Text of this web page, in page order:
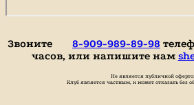
Звоните 8-909-989-89-98
часов, или напишите нам
Не является публичной
Клуб является частным, и может отказать без